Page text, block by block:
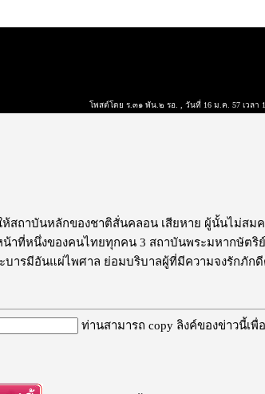
โพสต์โดย ร.๓๑ พัน.๒ รอ. , วันที่ 16 ม.ค. 57 เวลา
สถาบันหลักของชาติสั่นคลอน เสียหาย ผู้นั้นไม่สม
าที่หนึ่งของคนไทยทุกคน 3 สถาบันพระมหากษัตริ
บารมีอันแผ่ไพศาล ย่อมบริบาลผู้ที่มีความจงรักภักดี
ท่านสามารถ copy ลิงค์ของข่าวนี้เพื่